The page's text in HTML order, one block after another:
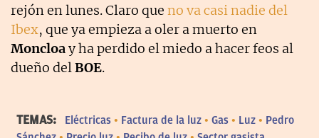
rejón en lunes. Claro que no va casi nadie del
Ibex, que ya empieza a oler a muerto en
Moncloay ha perdido el miedo a hacer feos al
dueño delBOE.
TEMAS: Eléctricas Factura de la luz Gas Luz
Pedro